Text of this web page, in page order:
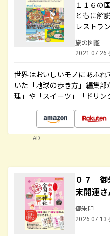
１１６の
ともに解
レストラ
旅の図鑑
2021.07.26
世界はおいしいモノにあふ
いた「地球の歩き方」編集
理」や「スイーツ」「ドリン
AD
０７ 御
末開運
御朱印
2026.07.13